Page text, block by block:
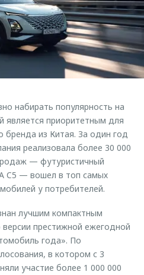
набирать популярность на
является приоритетным для
из Китая. За один год
реализовала более 30 000
— футуристичный
C5 — вошел в топ самых
у потребителей.
лучшим компактным
престижной ежегодной
года». По
в котором с 3
участие более 1 000 000